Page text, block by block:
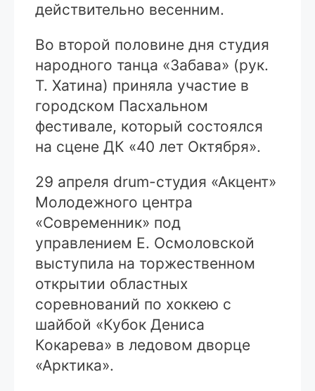
действительно весенним.
Во второй половине дня студия
народного танца «Забава» (рук.
Т. Хатина) приняла участие в
городском Пасхальном
фестивале, который состоялся
на сцене ДК «40 лет Октября».
29 апреля drum-студия «Акцент»
Молодежного центра
«Современник» под
управлением Е. Осмоловской
выступила на торжественном
открытии областных
соревнований по хоккею с
шайбой «Кубок Дениса
Кокарева» в ледовом дворце
«Арктика».